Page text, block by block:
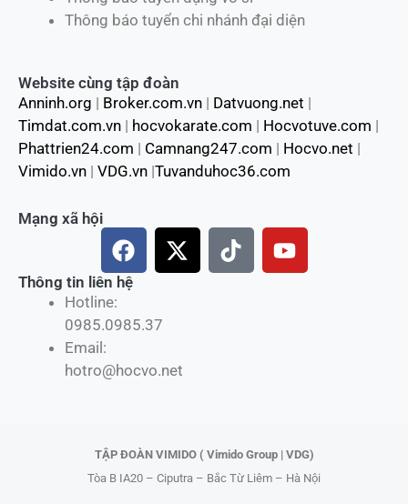
Thông báo tuyển chi nhánh đại diện
Website cùng tập đoàn
Anninh.org | Broker.com.vn | Datvuong.net |
Timdat.com.vn | hocvokarate.com | Hocvotuve.com |
Phattrien24.com | Camnang247.com | Hocvo.net |
Vimido.vn | VDG.vn |Tuvanduhoc36.com
Hotline:
0985.0985.37
Email:
hotro@hocvo.net
Mạng xã hội
F
a
c
b
o
X
-
t
T
i
Y
o
Thông tin liên hệ
TẬP ĐOÀN VIMIDO ( Vimido Group | VDG)
Tòa B IA20 – Ciputra – Bắc Từ Liêm – Hà Nội